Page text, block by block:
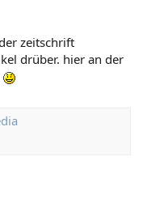
zeitschrift
drüber. hier an der